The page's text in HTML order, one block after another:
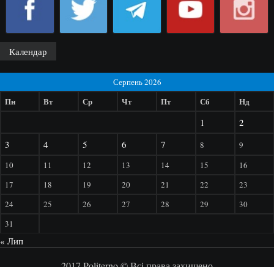
Календар
Серпень 2026
Пн Вт Ср Чт Пт Сб Нд
1
2
3
4 5 6 7 8
9
10
11 12 13 14 15
16
17
18 19 20 21 22
23
24
25 26 27 28 29
30
31
« Лип